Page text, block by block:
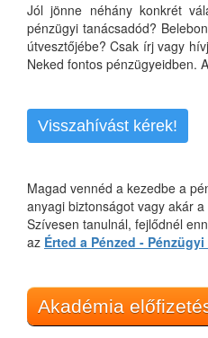
Jól jönne néhány konkrét
pénzügyi tanácsadód?
útvesztőjébe? Csak írj vagy
Neked fontos pénzügyeidben.
Visszahívást kérek!
Magad vennéd a kezedbe a
anyagi biztonságot vagy akár
Szívesen tanulnál, fejlődnél
az Érted a Pénzed -
Akadémia